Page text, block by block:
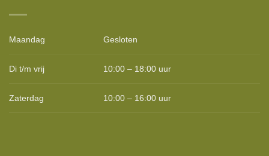
Maandag Gesloten
Di t/m vrij 10:00 – 18:00 uur
Zaterdag 10:00 – 16:00 uur